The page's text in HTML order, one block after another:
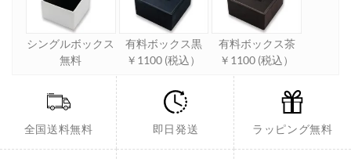
シングルボックス
無料
有料ボックス黒
￥1100 (税込）
有料ボックス茶
￥1100 (税込）
全国送料無料 即日発送 ラッピング無料